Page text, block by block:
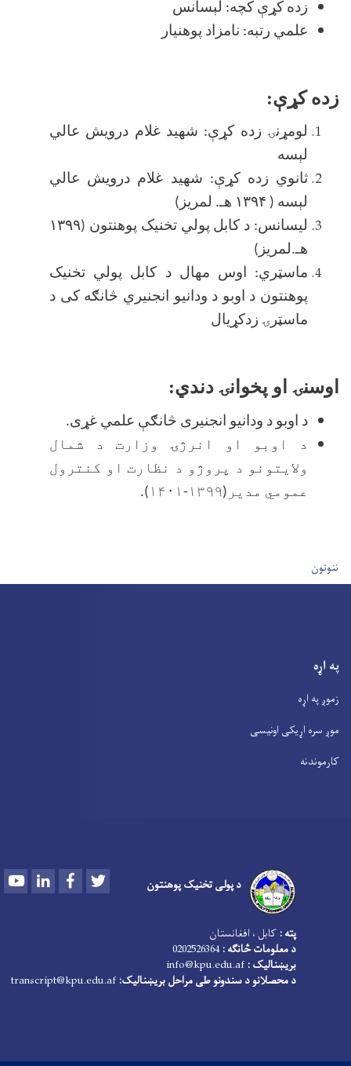
زده کړې کچه: لېسانس
علمي رتبه: نامزاد پوهنیار
زده کړې:
لومړنۍ زده کړې: شهید غلام درویش عالي
لېسه
ثانوي زده کړې: شهید غلام درویش عالي
لېسه ( ۱۳۹۴ هـ. لمریز)
لیسانس: د کابل پولي تخنیک پوهنتون (۱۳۹۹
هـ.لمریز)
ماسټري: اوس مهال د کابل پولي تخنیک
پوهنتون د اوبو د ودانیو انجنیري څانګه کی د
ماسټرۍ زدکړیال
اوسنۍ او پخوانۍ دندي:
د اوبو د ودانيو انجنيری څانګې علمي غړی.
د اوبو او انرژۍ وزارت د شمال
ولایتونو د پروژو د نظارت او کنترول
عمومي مدیر(۱۳۹۹-۱۴۰۱).
User account menu
ننوتون
په اړه
زموږ په اړه
موږ سره اړیکی اونیسی
کارموندنه
د پولی تخنیک پوهنتون YoutubeLinkedInFacebook
پته : کابل ، افغانستان
د معلومات څانګه :0202526364
بریښنالیک : info@kpu.edu.af
د محصلانو د سندونو طی مراحل بریښنالیک: transcript@kpu.edu.af